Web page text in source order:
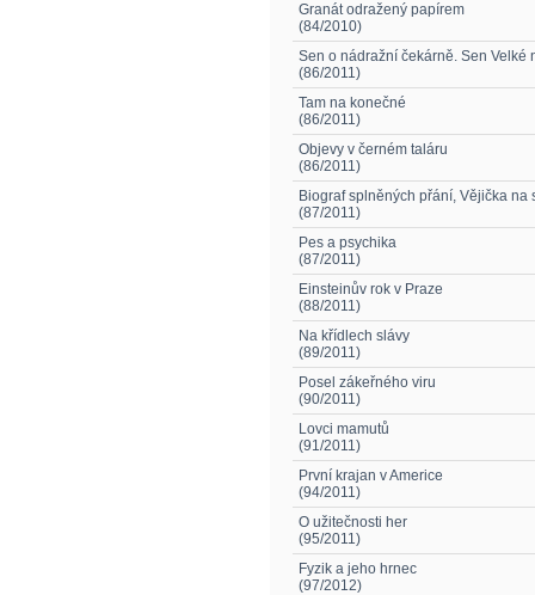
Granát odražený papírem
(84/2010)
Sen o nádražní čekárně. Sen Velké
(86/2011)
Tam na konečné
(86/2011)
Objevy v černém taláru
(86/2011)
Biograf splněných přání, Vějička na
(87/2011)
Pes a psychika
(87/2011)
Einsteinův rok v Praze
(88/2011)
Na křídlech slávy
(89/2011)
Posel zákeřného viru
(90/2011)
Lovci mamutů
(91/2011)
První krajan v Americe
(94/2011)
O užitečnosti her
(95/2011)
Fyzik a jeho hrnec
(97/2012)